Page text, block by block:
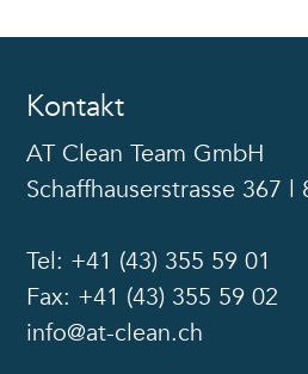
Kontakt
AT Clean Team GmbH
Schaffhauserstrasse 367 l
Tel: +41 (43) 355 59 01
Fax: +41 (43) 355 59 02
info@at-clean.ch